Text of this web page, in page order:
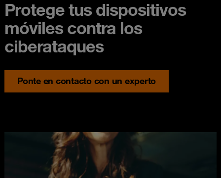
Protege tus dispositivos
móviles contra los
ciberataques
Ponte en contacto con un experto